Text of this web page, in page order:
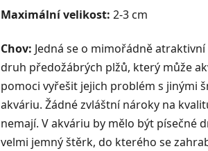
Maximální velikost: 2-3 cm
Chov: Jedná se o mimořádně atraktivní
druh předožábrých plžů, který může
pomoci vyřešit jejich problém s jinými
akváriu. Žádné zvláštní nároky na
nemají. V akváriu by mělo být písečné
velmi jemný štěrk, do kterého se